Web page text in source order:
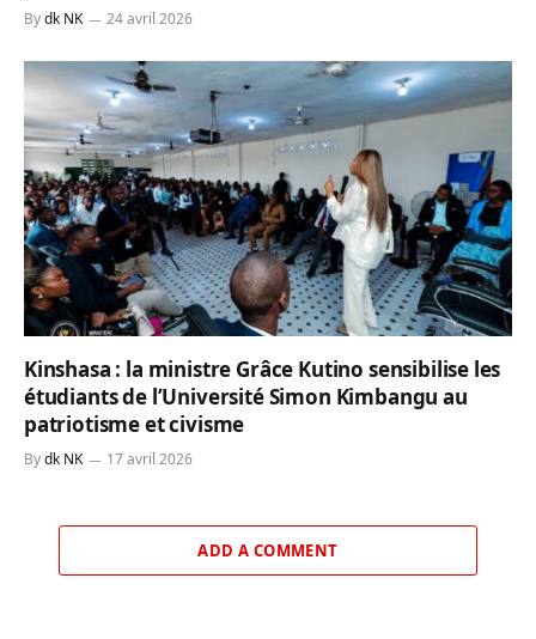
Bydk NK 24 avril 2026
Kinshasa : la ministre Grâce Kutino sensibilise les
étudiants de l’Université Simon Kimbangu au
patriotisme et civisme
Bydk NK 17 avril 2026
ADD A COMMENT